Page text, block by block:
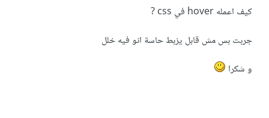
كيف اعمله hover في css ?
جربت بس مش قابل يزبط حاسة انو فيه خلل
و شكرا